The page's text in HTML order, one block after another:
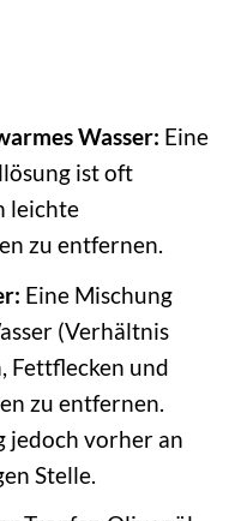
Wasser: Eine
ist oft
leichte
zu entfernen.
Eine Mischung
(Verhältnis
Fettflecken und
zu entfernen.
jedoch vorher an
Stelle.